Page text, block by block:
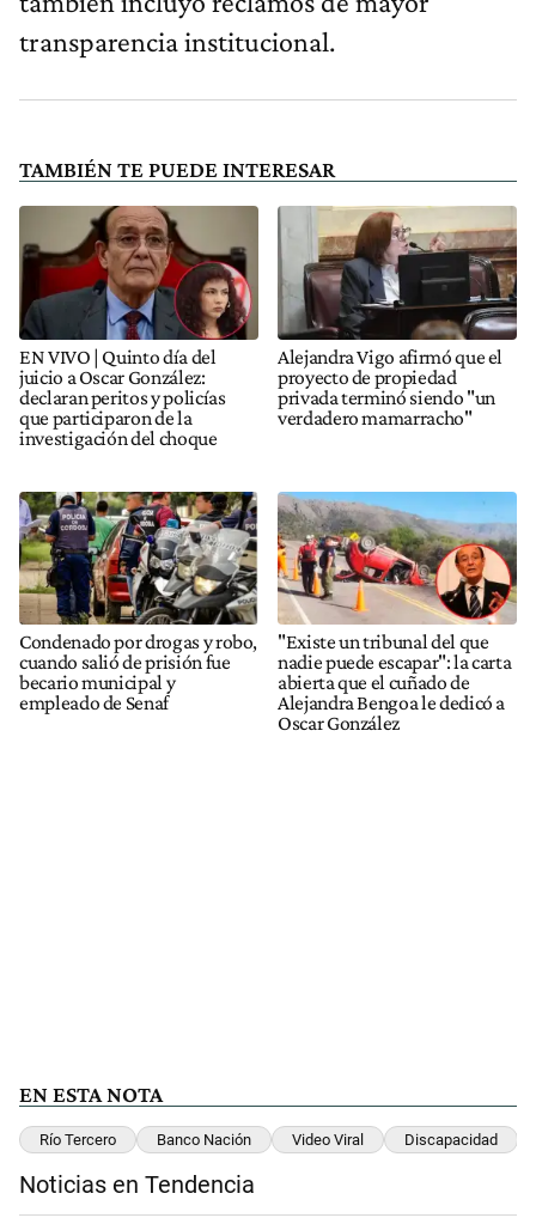
transparencia institucional.
TAMBIÉN TE PUEDE INTERESAR
EN VIVO | Quinto día del
juicio a Oscar González:
declaran peritos y policías
que participaron de la
investigación del choque
Alejandra Vigo afirmó que el
proyecto de propiedad
privada terminó siendo "un
verdadero mamarracho"
Condenado por drogas y robo,
cuando salió de prisión fue
becario municipal y
empleado de Senaf
"Existe un tribunal del que
nadie puede escapar": la carta
abierta que el cuñado de
Alejandra Bengoa le dedicó a
Oscar González
EN ESTA NOTA
Río Tercero Banco Nación Video Viral Discapacidad
Noticias en Tendencia